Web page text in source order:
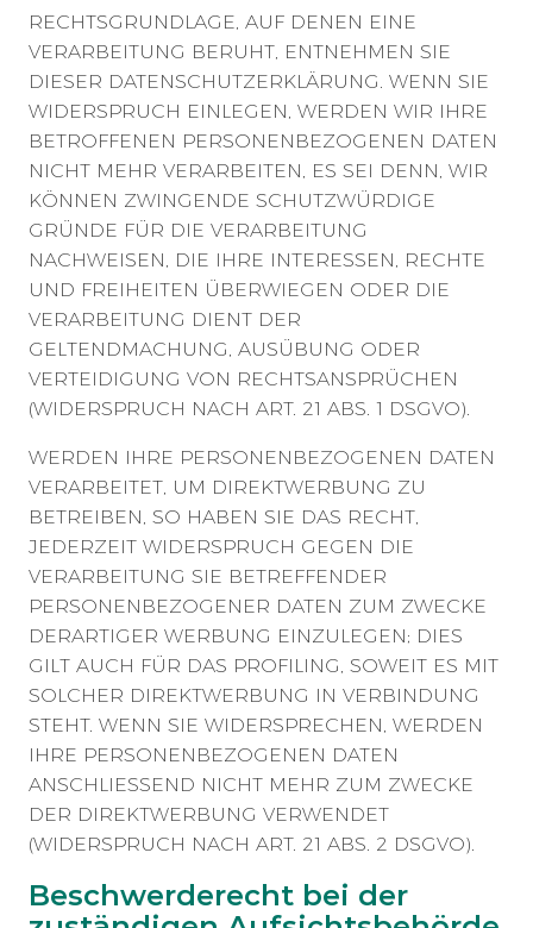
RECHTSGRUNDLAGE, AUF DENEN EINE
VERARBEITUNG BERUHT, ENTNEHMEN SIE
DIESER DATENSCHUTZERKLÄRUNG. WENN SIE
WIDERSPRUCH EINLEGEN, WERDEN WIR IHRE
BETROFFENEN PERSONENBEZOGENEN DATEN
NICHT MEHR VERARBEITEN, ES SEI DENN, WIR
KÖNNEN ZWINGENDE SCHUTZWÜRDIGE
GRÜNDE FÜR DIE VERARBEITUNG
NACHWEISEN, DIE IHRE INTERESSEN, RECHTE
UND FREIHEITEN ÜBERWIEGEN ODER DIE
VERARBEITUNG DIENT DER
GELTENDMACHUNG, AUSÜBUNG ODER
VERTEIDIGUNG VON RECHTSANSPRÜCHEN
(WIDERSPRUCH NACH ART. 21 ABS. 1 DSGVO).
WERDEN IHRE PERSONENBEZOGENEN DATEN
VERARBEITET, UM DIREKTWERBUNG ZU
BETREIBEN, SO HABEN SIE DAS RECHT,
JEDERZEIT WIDERSPRUCH GEGEN DIE
VERARBEITUNG SIE BETREFFENDER
PERSONENBEZOGENER DATEN ZUM ZWECKE
DERARTIGER WERBUNG EINZULEGEN; DIES
GILT AUCH FÜR DAS PROFILING, SOWEIT ES MIT
SOLCHER DIREKTWERBUNG IN VERBINDUNG
STEHT. WENN SIE WIDERSPRECHEN, WERDEN
IHRE PERSONENBEZOGENEN DATEN
ANSCHLIESSEND NICHT MEHR ZUM ZWECKE
DER DIREKTWERBUNG VERWENDET
(WIDERSPRUCH NACH ART. 21 ABS. 2 DSGVO).
Beschwerde­recht bei der